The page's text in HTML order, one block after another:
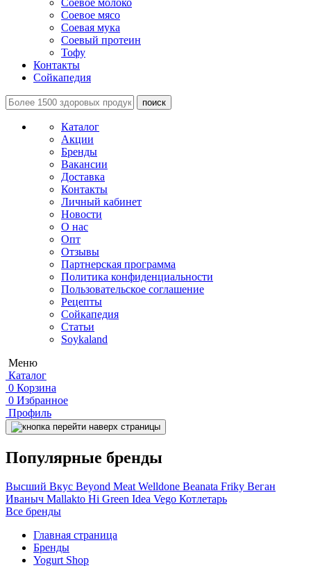
Соевое мясо
Соевая мука
Соевый протеин
Тофу
Контакты
Сойкапедия
поиск
Каталог
Акции
Бренды
Вакансии
Доставка
Контакты
Личный кабинет
Новости
О нас
Опт
Отзывы
Партнерская программа
Политика конфиденциальности
Пользовательское соглашение
Рецепты
Сойкапедия
Статьи
Soykaland
Меню
Каталог
0 Корзина
0 Избранное
Профиль
Популярные бренды
Высший Вкус Beyond MeatWelldone Beanata Friky Веган
Иваныч Mallakto Hi Green Idea Vego Котлетарь
Все бренды
Главная страница
Бренды
Yogurt Shop